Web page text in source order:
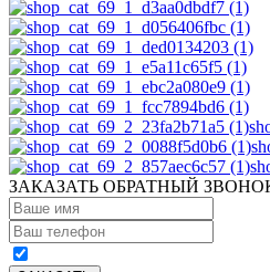
ЗАКАЗАТЬ ОБРАТНЫЙ